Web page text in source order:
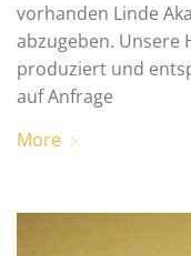
vorhanden Linde
abzugeben. Unsere
produziert und
auf Anfrage
More